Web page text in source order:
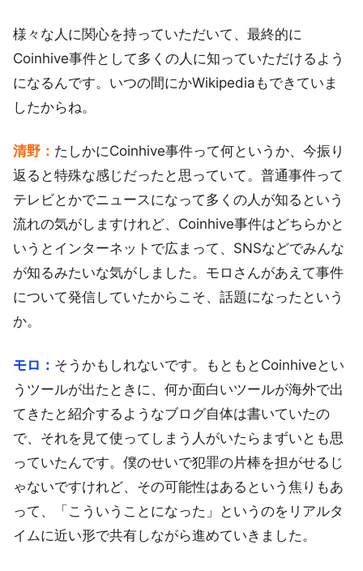
様々な人に関心を持っていただいて、最終的に
Coinhive事件として多くの人に知っていただけるよう
になるんです。いつの間にかWikipediaもできていま
したからね。
清野： たしかにCoinhive事件って何というか、今振り
返ると特殊な感じだったと思っていて。普通事件って
テレビとかでニュースになって多くの人が知るという
流れの気がしますけれど、Coinhive事件はどちらかと
いうとインターネットで広まって、SNSなどでみんな
が知るみたいな気がしました。モロさんがあえて事件
について発信していたからこそ、話題になったという
か。
モロ： そうかもしれないです。もともとCoinhiveとい
うツールが出たときに、何か面白いツールが海外で出
てきたと紹介するようなブログ自体は書いていたの
で、それを見て使ってしまう人がいたらまずいとも思
っていたんです。僕のせいで犯罪の片棒を担がせるじ
ゃないですけれど、その可能性はあるという焦りもあ
って、「こういうことになった」というのをリアルタ
イムに近い形で共有しながら進めていきました。